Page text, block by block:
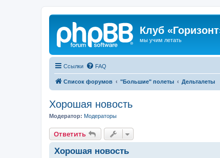
Клуб
мы учим летать
Ссылки FAQ
Список форумов "Большие" полеты Дельталеты
Хорошая новость
Модератор: Модераторы
Ответить
Хорошая новость